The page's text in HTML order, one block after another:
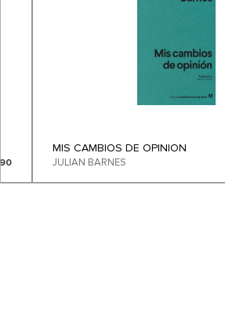
MIS CAMBIOS DE OPINION
JULIAN BARNES